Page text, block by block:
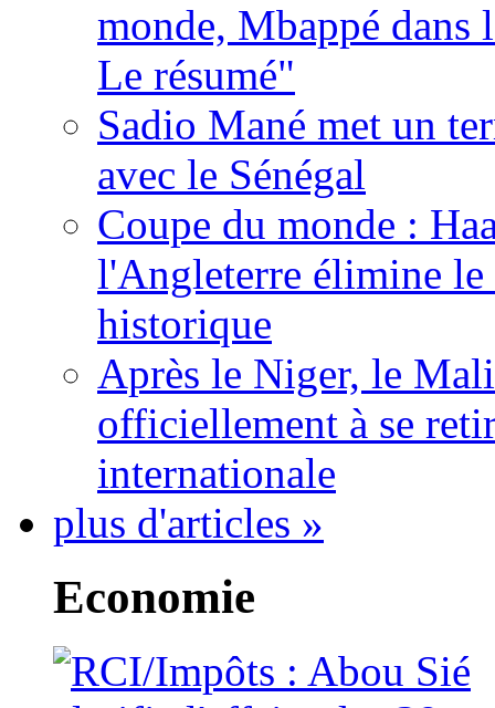
monde, Mbappé dans
Le résumé"
Sadio Mané met un
avec le Sénégal
Coupe du monde :
l'Angleterre élimine
historique
Après le Niger, le
officiellement à se
internationale
plus d'articles »
Economie